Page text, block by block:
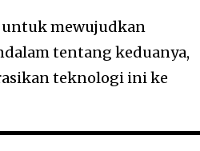
mewujudkan
tentang keduanya,
teknologi ini ke